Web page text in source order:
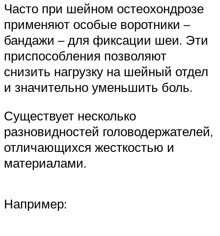
Часто при шейном остеохондрозе
применяют особые воротники –
бандажи – для фиксации шеи. Эти
приспособления позволяют
снизить нагрузку на шейный отдел
и значительно уменьшить боль.
Существует несколько
разновидностей головодержателей,
отличающихся жесткостью и
материалами.
Например: